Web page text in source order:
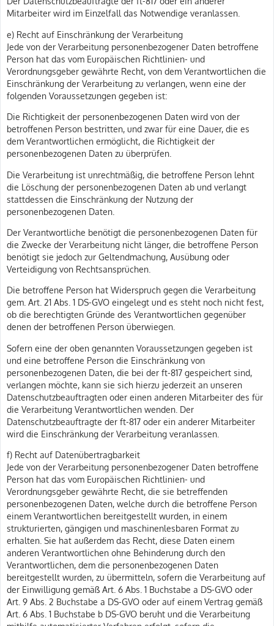
Mitarbeiter wird im Einzelfall das Notwendige veranlassen.
e) Recht auf Einschränkung der Verarbeitung
Jede von der Verarbeitung personenbezogener Daten betroffene
Person hat das vom Europäischen Richtlinien- und
Verordnungsgeber gewährte Recht, von dem Verantwortlichen die
Einschränkung der Verarbeitung zu verlangen, wenn eine der
folgenden Voraussetzungen gegeben ist:
Die Richtigkeit der personenbezogenen Daten wird von der
betroffenen Person bestritten, und zwar für eine Dauer, die es
dem Verantwortlichen ermöglicht, die Richtigkeit der
personenbezogenen Daten zu überprüfen.
Die Verarbeitung ist unrechtmäßig, die betroffene Person lehnt
die Löschung der personenbezogenen Daten ab und verlangt
stattdessen die Einschränkung der Nutzung der
personenbezogenen Daten.
Der Verantwortliche benötigt die personenbezogenen Daten für
die Zwecke der Verarbeitung nicht länger, die betroffene Person
benötigt sie jedoch zur Geltendmachung, Ausübung oder
Verteidigung von Rechtsansprüchen.
Die betroffene Person hat Widerspruch gegen die Verarbeitung
gem. Art. 21 Abs. 1 DS-GVO eingelegt und es steht noch nicht fest,
ob die berechtigten Gründe des Verantwortlichen gegenüber
denen der betroffenen Person überwiegen.
Sofern eine der oben genannten Voraussetzungen gegeben ist
und eine betroffene Person die Einschränkung von
personenbezogenen Daten, die bei der ft-817 gespeichert sind,
verlangen möchte, kann sie sich hierzu jederzeit an unseren
Datenschutzbeauftragten oder einen anderen Mitarbeiter des für
die Verarbeitung Verantwortlichen wenden. Der
Datenschutzbeauftragte der ft-817 oder ein anderer Mitarbeiter
wird die Einschränkung der Verarbeitung veranlassen.
f) Recht auf Datenübertragbarkeit
Jede von der Verarbeitung personenbezogener Daten betroffene
Person hat das vom Europäischen Richtlinien- und
Verordnungsgeber gewährte Recht, die sie betreffenden
personenbezogenen Daten, welche durch die betroffene Person
einem Verantwortlichen bereitgestellt wurden, in einem
strukturierten, gängigen und maschinenlesbaren Format zu
erhalten. Sie hat außerdem das Recht, diese Daten einem
anderen Verantwortlichen ohne Behinderung durch den
Verantwortlichen, dem die personenbezogenen Daten
bereitgestellt wurden, zu übermitteln, sofern die Verarbeitung auf
der Einwilligung gemäß Art. 6 Abs. 1 Buchstabe a DS-GVO oder
Art. 9 Abs. 2 Buchstabe a DS-GVO oder auf einem Vertrag gemäß
Art. 6 Abs. 1 Buchstabe b DS-GVO beruht und die Verarbeitung